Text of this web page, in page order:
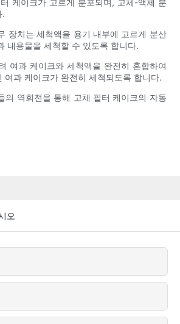
케이크가 고르게 분포되며, 고체-액체 분
.
장치는 세척액을 용기 내부에 고르게 분산
내용물을 세척할 수 있도록 합니다.
여과 케이크와 세척액을 완전히 혼합하여
여과 케이크가 완전히 세척되도록 합니다.
의 역회전을 통해 고체 필터 케이크의 자동
오